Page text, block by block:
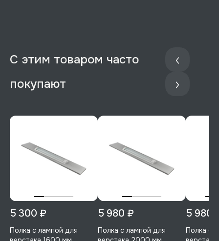
С этим товаром часто
покупают
5 300 ₽
Полка с лампой для
5 980 ₽
Полка с лампой для
5 980
Полка с